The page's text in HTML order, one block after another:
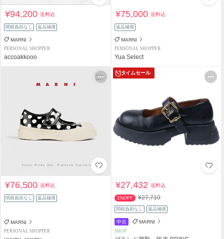
¥94,200送料込
関税負担なし 返品補償
MARNI
PERSONAL SHOPPER
accoakkooo
¥75,000送料込
返品補償
MARNI
PERSONAL SHOPPER
Yua Select
¥76,500送料込
関税負担なし 返品補償
MARNI
PERSONAL SHOPPER
タイムセール
¥27,432送料込
1%OFF ¥27,710
関税負担なし 返品補償
中古 MARNI
SHOP